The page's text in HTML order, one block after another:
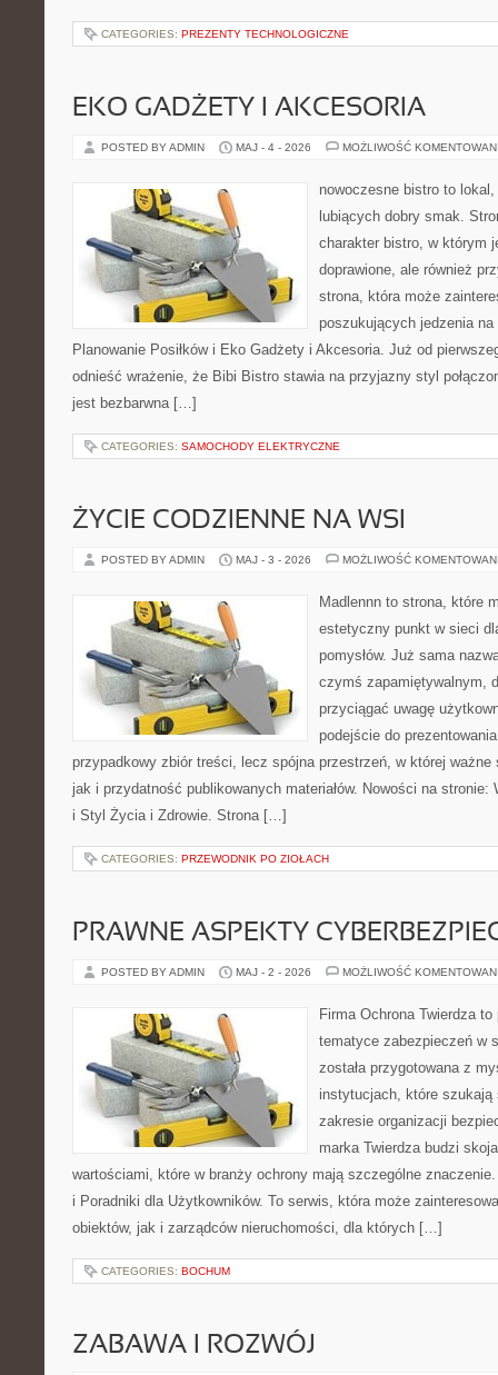
CATEGORIES: PREZENTY TECHNOLOGICZNE
EKO GADŻETY I AKCESORIA
POSTED BY ADMIN MAJ - 4 - 2026 MOŻLIWOŚĆ
nowoczesne bistro to
lubiących dobry smak.
charakter bistro, w którym
doprawione, ale również
strona, która może
poszukujących jedzenia
Planowanie Posiłków i Eko Gadżety i Akcesoria. Już od
odnieść wrażenie, że Bibi Bistro stawia na przyjazny styl
jest bezbarwna […]
CATEGORIES: SAMOCHODY ELEKTRYCZNE
ŻYCIE CODZIENNE NA WSI
POSTED BY ADMIN MAJ - 3 - 2026 MOŻLIWOŚĆ
Madlennn to strona, które
estetyczny punkt w sieci
pomysłów. Już sama
czymś zapamiętywalnym,
przyciągać uwagę
podejście do
przypadkowy zbiór treści, lecz spójna przestrzeń, w której
jak i przydatność publikowanych materiałów. Nowości na
i Styl Życia i Zdrowie. Strona […]
CATEGORIES: PRZEWODNIK PO ZIOŁACH
PRAWNE ASPEKTY
POSTED BY ADMIN MAJ - 2 - 2026 MOŻLIWOŚĆ
Firma Ochrona Twierdza
tematyce zabezpieczeń w
została przygotowana z
instytucjach, które szukają
zakresie organizacji
marka Twierdza budzi
wartościami, które w branży ochrony mają szczególne
i Poradniki dla Użytkowników. To serwis, która może
obiektów, jak i zarządców nieruchomości, dla których […]
CATEGORIES: BOCHUM
ZABAWA I ROZWÓJ